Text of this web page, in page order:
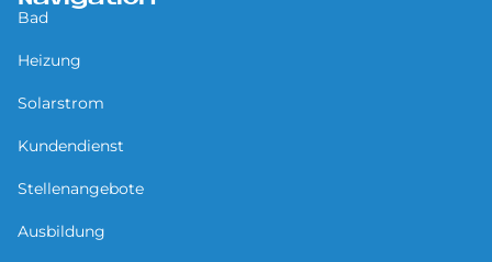
Bad
Heizung
Solarstrom
Kundendienst
Stellenangebote
Ausbildung